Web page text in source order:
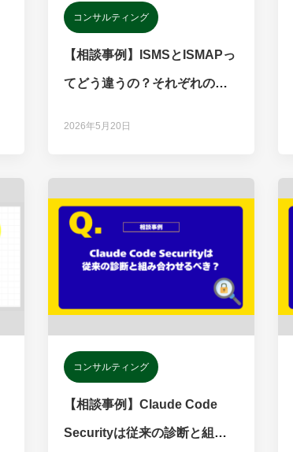
コンサルティング
【相談事例】ISMSとISMAPっ
てどう違うの？それぞれの特
2026年5月20日
コンサルティング
【相談事例】Claude Code
Securityは従来の診断と組み